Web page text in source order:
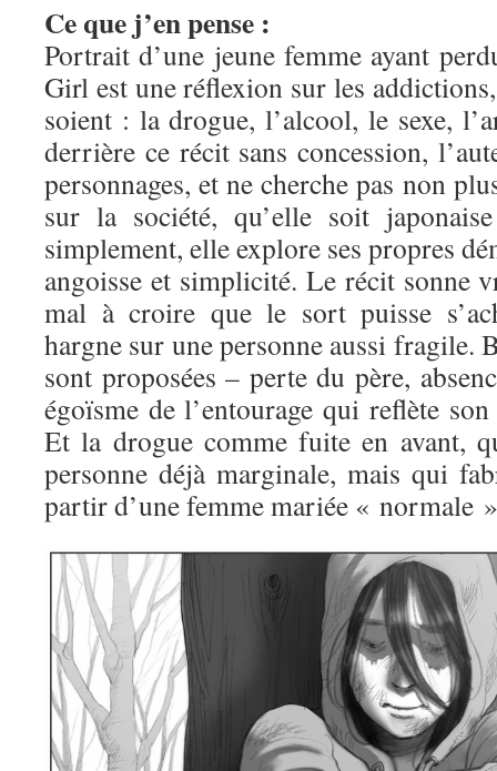
Ce que j’en pense :
Portrait d’une jeune femme ayant
Girl est une réflexion sur les
soient : la drogue, l’alcool, le sexe,
derrière ce récit sans concession,
personnages, et ne cherche pas non
sur la société, qu’elle soit
simplement, elle explore ses propres
angoisse et simplicité. Le récit sonne
mal à croire que le sort puisse
hargne sur une personne aussi fragile.
sont proposées – perte du père,
égoïsme de l’entourage qui reflète
Et la drogue comme fuite en avant,
personne déjà marginale, mais qui
partir d’une femme mariée « normale